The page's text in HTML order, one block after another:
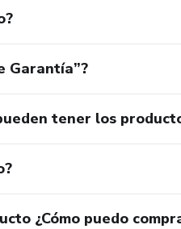
Garantía”?
tener los
¿Cómo puedo